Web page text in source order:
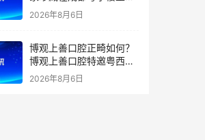
技术店
2026年8月6日
博观上善口腔正畸如何？
博观上善口腔特邀粤西正
畸学科带头人兰青教授亲
2026年8月6日